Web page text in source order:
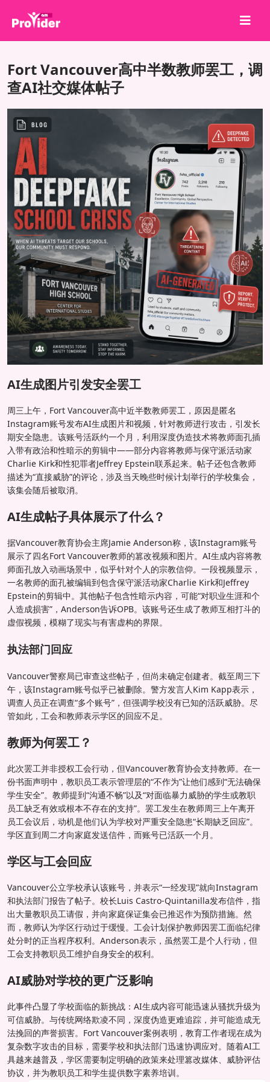
关于我们
注册
服务
API
条款
博客
Fort Vancouver高中半数教师罢工，调
查AI社交媒体帖子
AI生成图片引发安全罢工
周三上午，Fort Vancouver高中近半数教师罢工，原因是匿名
Instagram账号发布AI生成图片和视频，针对教师进行攻击，引发长
期安全隐患。该账号活跃约一个月，利用深度伪造技术将教师面孔插
入带有政治和性暗示的剪辑中——部分内容将教师与保守派活动家
Charlie Kirk和性犯罪者Jeffrey Epstein联系起来。帖子还包含教师
描述为“直接威胁”的评论，涉及当天晚些时候计划举行的学校集会，
该集会随后被取消。
AI生成帖子具体展示了什么？
据Vancouver教育协会主席Jamie Anderson称，该Instagram账号
展示了四名Fort Vancouver教师的篡改视频和图片。AI生成内容将教
师面孔放入动画场景中，似乎针对个人的宗教信仰。一段视频显示，
一名教师的面孔被编辑到包含保守派活动家Charlie Kirk和Jeffrey
Epstein的剪辑中。其他帖子包含性暗示内容，可能“对职业生涯和个
人造成损害”，Anderson告诉OPB。该账号还生成了教师互相打斗的
虚假视频，模糊了现实与有害虚构的界限。
执法部门回应
Vancouver警察局已审查这些帖子，但尚未确定创建者。截至周三下
午，该Instagram账号似乎已被删除。警方发言人Kim Kapp表示，
调查人员正在调查“多个账号”，但强调学校没有已知的活跃威胁。尽
管如此，工会和教师表示学区的回应不足。
教师为何罢工？
此次罢工并非授权工会行动，但Vancouver教育协会支持教师。在一
份书面声明中，教职员工表示管理层的“不作为”让他们感到“无法确保
学生安全”。教师提到“沟通不畅”以及“对面临暴力威胁的学生或教职
员工缺乏有效或根本不存在的支持”。罢工发生在教师周三上午离开
员工会议后，动机是他们认为学校对严重安全隐患“长期缺乏回应”。
学区直到周二才向家庭发送信件，而账号已活跃一个月。
学区与工会回应
Vancouver公立学校承认该账号，并表示“一经发现”就向Instagram
和执法部门报告了帖子。校长Luis Castro-Quintanilla发布信件，指
出大量教职员工请假，并向家庭保证集会已推迟作为预防措施。然
而，教师认为学区行动过于缓慢。工会计划保护教师因罢工面临纪律
处分时的正当程序权利。Anderson表示，虽然罢工是个人行动，但
工会支持教职员工维护自身安全的权利。
AI威胁对学校的更广泛影响
此事件凸显了学校面临的新挑战：AI生成内容可能迅速从骚扰升级为
可信威胁。与传统网络欺凌不同，深度伪造更难追踪，并可能造成无
法挽回的声誉损害。Fort Vancouver案例表明，教育工作者现在成为
复杂数字攻击的目标，需要学校和执法部门迅速协调应对。随着AI工
具越来越普及，学区需要制定明确的政策来处理篡改媒体、威胁评估
协议，并为教职员工和学生提供数字素养培训。